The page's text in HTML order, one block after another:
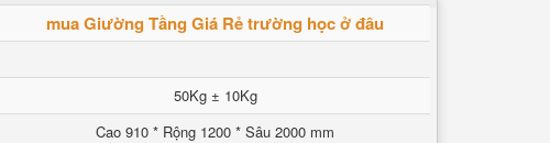
mua Giường Tầng Giá Rẻ trường học ở đâu
50Kg ± 10Kg
Cao 910 * Rộng 1200 * Sâu 2000 mm